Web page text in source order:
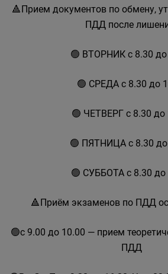
🔺Прием документов по обмену,
ПДД после
🟢 ВТОРНИК с 8.30 до
🟢 СРЕДА с 8.30 до
🟢 ЧЕТВЕРГ с 8.30 до
🟢 ПЯТНИЦА с 8.30 до
🟢 СУББОТА с 8.30 до
🔺Приём экзаменов по ПДД
🟢с 9.00 до 10.00 — прием
ПДД